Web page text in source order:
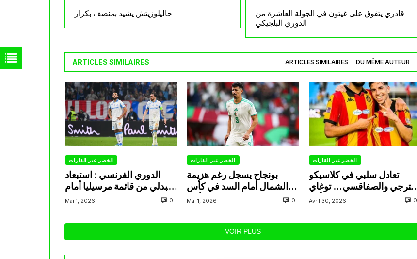
حاليلوزيتش يشيد بمنصف بكرار
قادري يتفوق على غيتون في الجولة العاشرة من
الدوري البلجيكي
ARTICLES SIMILAIRES ARTICLES SIMILAIRES DU MÊME AUTEUR
الخضر عبر القارات
الدوري الفرنسي : استبعاد
عبدلي من قائمة مرسيليا أمام
نانت
Mai 1, 2026 0
الخضر عبر القارات
بونجاح يسجل رغم هزيمة
الشمال أمام السد في كأس
الأمير
Mai 1, 2026 0
الخضر عبر القارات
تعادل سلبي في كلاسيكو
الترجي والصفاقسي… توغاي
يهدر ركلة جزاء وبوعالية يتألق
Avril 30, 2026 0
VOIR PLUS